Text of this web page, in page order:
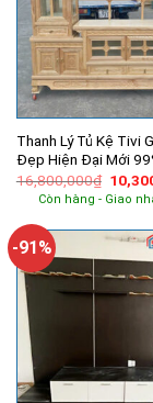
Thanh Lý Tủ Kệ Tivi
Đẹp Hiện Đại Mới
16,800,000₫ Giá
gốc
là:
Còn hàng - Giao
-91%